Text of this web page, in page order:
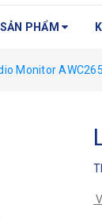
SẢN PHẨM
Monitor